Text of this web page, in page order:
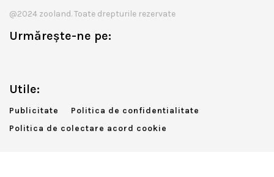
@2024 zooland. Toate drepturile rezervate
Urmărește-ne pe:
Utile:
Publicitate
Politica de confidentialitate
Politica de colectare acord cookie